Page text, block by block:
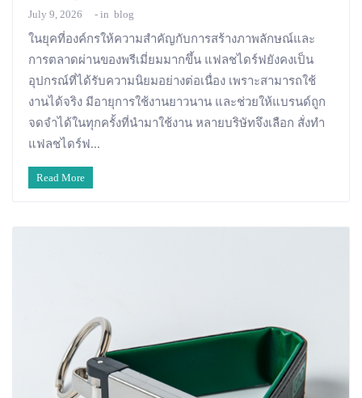
July 9, 2026 in blog
ในยุคที่องค์กรให้ความสำคัญกับการสร้างภาพลักษณ์และ
การตลาดผ่านของพรีเมี่ยมมากขึ้น แฟลชไดร์ฟยังคงเป็น
อุปกรณ์ที่ได้รับความนิยมอย่างต่อเนื่อง เพราะสามารถใช้
งานได้จริง มีอายุการใช้งานยาวนาน และช่วยให้แบรนด์ถูก
จดจำได้ในทุกครั้งที่นำมาใช้งาน หลายบริษัทจึงเลือก สั่งทำ
แฟลชไดร์ฟ...
Read More